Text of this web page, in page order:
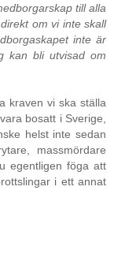
till alla
om vi inte skall
inte är
kan bli utvisad om
kraven vi ska ställa
bosatt i Sverige,
helst inte sedan
massmördare
egentligen föga att
i ett annat